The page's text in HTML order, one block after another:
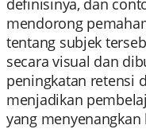
definisinya, dan
mendorong
tentang subjek
secara visual dan
peningkatan retensi
menjadikan
yang menyenangkan